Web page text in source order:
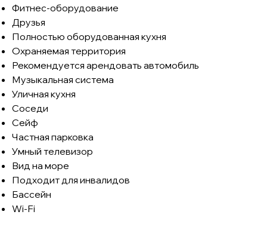
Фитнес-оборудование
Друзья
Полностью оборудованная кухня
Охраняемая территория
Рекомендуется арендовать автомобиль
Музыкальная система
Уличная кухня
Соседи
Сейф
Частная парковка
Умный телевизор
Вид на море
Подходит для инвалидов
Бассейн
Wi-Fi